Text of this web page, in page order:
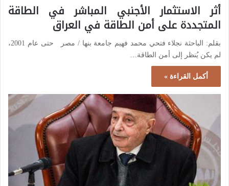
أثر الاستثمار الأجنبي المباشر في الطاقة
المتجددة على أمن الطاقة في العراق
بقلم: الباحثة نجلاء فتحي محمد فهيم جامعة بنها / مصر حتى عام 2001،
لم يكن يُنظر إلى أمن الطاقة…
أكمل القراءة »